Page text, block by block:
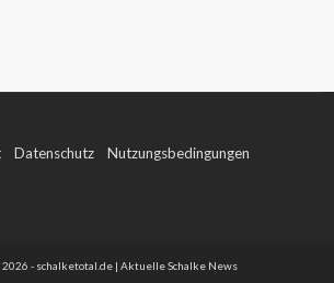
Datenschutz Nutzungsbedingungen
- schalketotal.de | Aktuelle Schalke News